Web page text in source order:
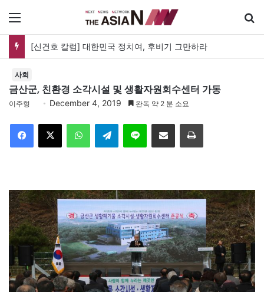
[신건호 칼럼] 대한민국 정치여, 후비기 그만하라
사회
금산군, 친환경 소각시설 및 생활자원회수센터 가동
이주형 December 4, 2019 완독 약 2 분 소요
Telegram 이메일